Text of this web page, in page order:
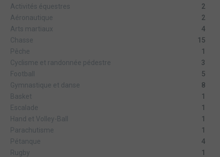
Activités équestres
2
Aéronautique
2
Arts martiaux
4
Chasse
15
Pêche
1
Cyclisme et randonnée pédestre
3
Football
5
Gymnastique et danse
8
Basket
1
Escalade
1
Hand et Volley-Ball
1
Parachutisme
1
Pétanque
4
Rugby
1